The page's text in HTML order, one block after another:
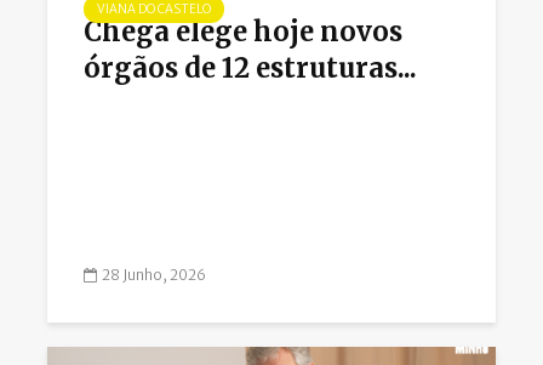
VIANA DO CASTELO
Chega elege hoje novos
órgãos de 12 estruturas...
28 Junho, 2026